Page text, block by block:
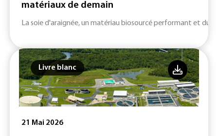
matériaux de demain
La soie d'araignée, un matériau biosourcé performant et
Livre blanc
21 Mai 2026